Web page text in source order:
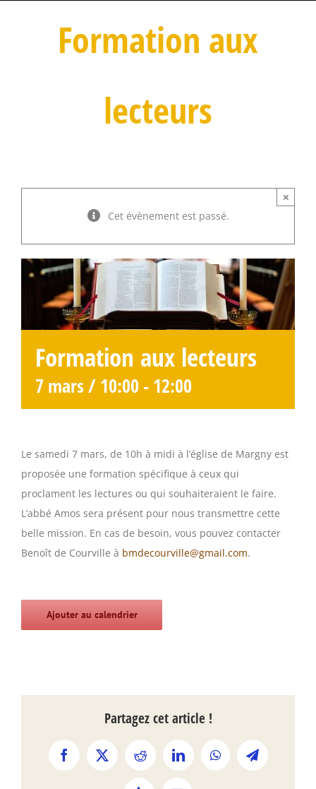
Formation aux
lecteurs
Cet évènement est passé.
×
Formation aux lecteurs
7 mars / 10:00 -12:00
Le samedi 7 mars, de 10h à midi à l’église de Margny est
proposée une formation spécifique à ceux qui
proclament les lectures ou qui souhaiteraient le faire.
L’abbé Amos sera présent pour nous transmettre cette
belle mission. En cas de besoin, vous pouvez contacter
Benoît de Courville à bmdecourville@gmail.com.
Ajouter au calendrier
Partagez cet article !
Facebook
X Reddit LinkedInWhatsAppTelegram